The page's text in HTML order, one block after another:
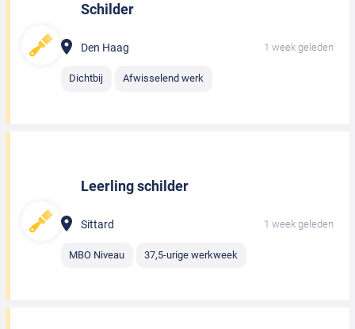
Schilder
Den Haag 1 week geleden
Dichtbij Afwisselend werk
Leerling schilder
Sittard 1 week geleden
MBO Niveau 37,5-urige werkweek